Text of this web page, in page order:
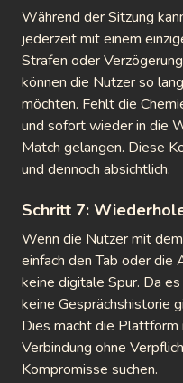
Während der Sitzung
jederzeit mit einem
Strafen oder
können die Nutzer so
möchten. Fehlt die
und sofort wieder in die
Match gelangen. Diese
und dennoch absichtlich.
Schritt 7:
Wenn die Nutzer mit
einfach den Tab oder
keine digitale Spur. Da
keine Gesprächshistorie
Dies macht die Plattform
Verbindung ohne
Kompromisse suchen.